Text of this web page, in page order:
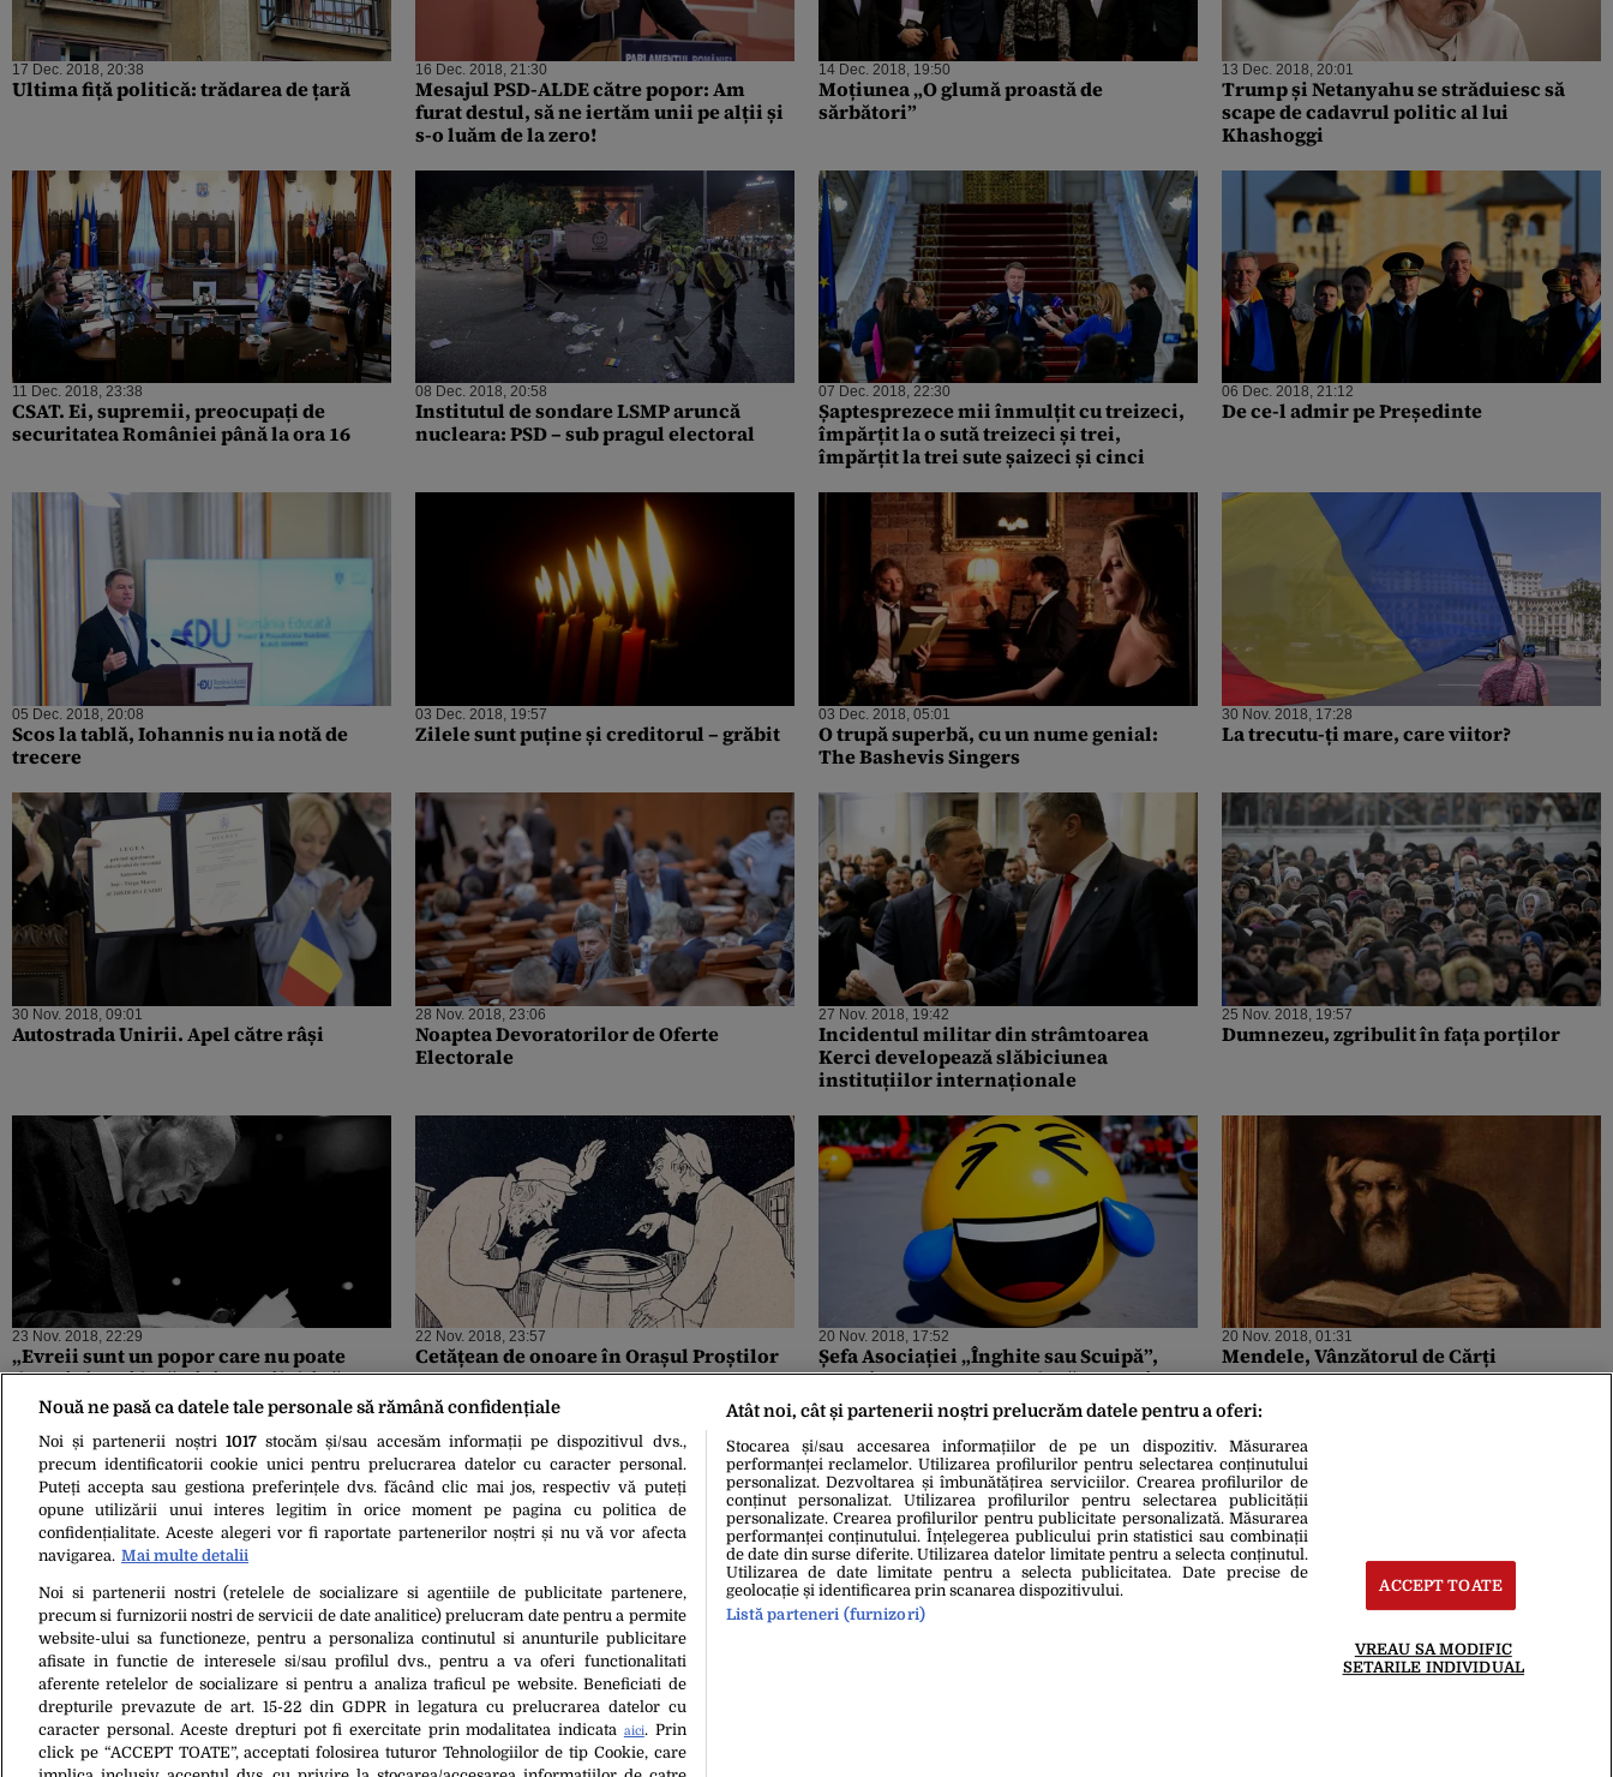
17 Dec. 2018, 20:38
Ultima fiță politică: trădarea de țară
16 Dec. 2018, 21:30
Mesajul PSD-ALDE către popor: Am
furat destul, să ne iertăm unii pe alții și
s-o luăm de la zero!
14 Dec. 2018, 19:50
Moțiunea „O glumă proastă de
sărbători”
13 Dec. 2018, 20:01
Trump și Netanyahu se străduiesc să
scape de cadavrul politic al lui
Khashoggi
11 Dec. 2018, 23:38
CSAT. Ei, supremii, preocupați de
securitatea României până la ora 16
08 Dec. 2018, 20:58
Institutul de sondare LSMP aruncă
nucleara: PSD – sub pragul electoral
07 Dec. 2018, 22:30
Șaptesprezece mii înmulțit cu treizeci,
împărțit la o sută treizeci și trei,
împărțit la trei sute șaizeci și cinci
06 Dec. 2018, 21:12
De ce-l admir pe Președinte
05 Dec. 2018, 20:08
Scos la tablă, Iohannis nu ia notă de
trecere
03 Dec. 2018, 19:57
Zilele sunt puține și creditorul – grăbit
03 Dec. 2018, 05:01
O trupă superbă, cu un nume genial:
The Bashevis Singers
30 Nov. 2018, 17:28
La trecutu-ți mare, care viitor?
30 Nov. 2018, 09:01
Autostrada Unirii. Apel către râși
28 Nov. 2018, 23:06
Noaptea Devoratorilor de Oferte
Electorale
27 Nov. 2018, 19:42
Incidentul militar din strâmtoarea
Kerci developează slăbiciunea
instituțiilor internaționale
25 Nov. 2018, 19:57
Dumnezeu, zgribulit în fața porților
23 Nov. 2018, 22:29
„Evreii sunt un popor care nu poate
dormi și nu-i lasă nici pe ceilalți să
doarmă”
22 Nov. 2018, 23:57
Cetățean de onoare în Orașul Proștilor
20 Nov. 2018, 17:52
Șefa Asociației „Înghite sau Scuipă”,
mesaj pentru Dragnea după remaniere:
2g2bt !
20 Nov. 2018, 01:31
Mendele, Vânzătorul de Cărți
18 Nov. 2018, 20:23
Tot mai puțini și tot mai bogați
« 1
Nouă ne pasă ca datele tale personale să rămână confidențiale
Noi și partenerii noștri 1017stocăm și/sau accesăm informații pe dispozitivul dvs.,
precum identificatorii cookie unici pentru prelucrarea datelor cu caracter personal.
Puteți accepta sau gestiona preferințele dvs. făcând clic mai jos, respectiv vă puteți
opune utilizării unui interes legitim în orice moment pe pagina cu politica de
confidențialitate. Aceste alegeri vor fi raportate partenerilor noștri și nu vă vor afecta
navigarea. Mai multe detalii
Noi si partenerii nostri (retelele de socializare si agentiile de publicitate partenere,
precum si furnizorii nostri de servicii de date analitice) prelucram date pentru a permite
website-ului sa functioneze, pentru a personaliza continutul si anunturile publicitare
afisate in functie de interesele si/sau profilul dvs., pentru a va oferi functionalitati
aferente retelelor de socializare si pentru a analiza traficul pe website. Beneficiati de
drepturile prevazute de art. 15-22 din GDPR in legatura cu prelucrarea datelor cu
caracter personal. Aceste drepturi pot fi exercitate prin modalitatea indicata aici. Prin
click pe “ACCEPT TOATE”, acceptati folosirea tuturor Tehnologiilor de tip Cookie, care
Atât noi, cât și partenerii noștri prelucrăm datele pentru a oferi:
Stocarea și/sau accesarea informațiilor de pe un dispozitiv. Măsurarea
performanței reclamelor. Utilizarea profilurilor pentru selectarea conținutului
personalizat. Dezvoltarea și îmbunătățirea serviciilor. Crearea profilurilor de
conținut personalizat. Utilizarea profilurilor pentru selectarea publicității
personalizate. Crearea profilurilor pentru publicitate personalizată. Măsurarea
performanței conținutului. Înțelegerea publicului prin statistici sau combinații
de date din surse diferite. Utilizarea datelor limitate pentru a selecta conținutul.
Utilizarea de date limitate pentru a selecta publicitatea. Date precise de
geolocație și identificarea prin scanarea dispozitivului.
Listă parteneri (furnizori)
ACCEPT TOATE
VREAU SA MODIFIC
SETARILE INDIVIDUAL